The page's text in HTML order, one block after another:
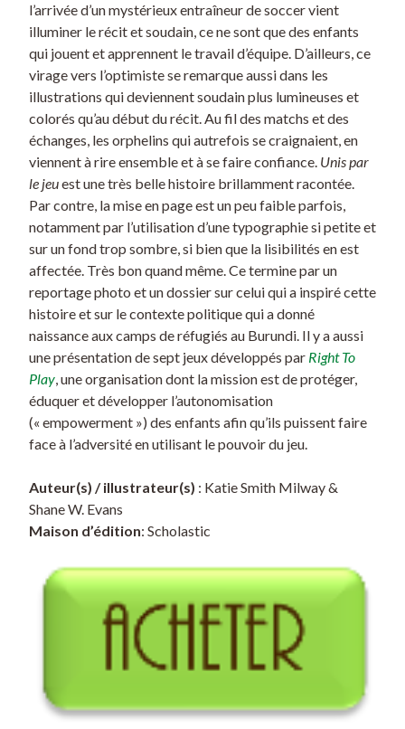
l’arrivée d’un mystérieux entraîneur de soccer vient
illuminer le récit et soudain, ce ne sont que des enfants
qui jouent et apprennent le travail d’équipe. D’ailleurs, ce
virage vers l’optimiste se remarque aussi dans les
illustrations qui deviennent soudain plus lumineuses et
colorés qu’au début du récit. Au fil des matchs et des
échanges, les orphelins qui autrefois se craignaient, en
viennent à rire ensemble et à se faire confiance. Unis par
le jeuest une très belle histoire brillamment racontée.
Par contre, la mise en page est un peu faible parfois,
notamment par l’utilisation d’une typographie si petite et
sur un fond trop sombre, si bien que la lisibilités en est
affectée. Très bon quand même. Ce termine par un
reportage photo et un dossier sur celui qui a inspiré cette
histoire et sur le contexte politique qui a donné
naissance aux camps de réfugiés au Burundi. Il y a aussi
une présentation de sept jeux développés par Right To
Play, une organisation dont la mission est de protéger,
éduquer et développer l’autonomisation
(« empowerment ») des enfants afin qu’ils puissent faire
face à l’adversité en utilisant le pouvoir du jeu.
Auteur(s) / illustrateur(s) : Katie Smith Milway &
Shane W. Evans
Maison d’édition: Scholastic